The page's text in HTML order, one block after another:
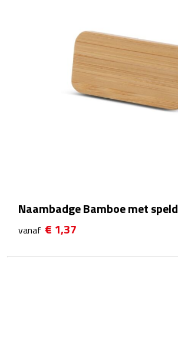
Drinkbekers
Naambadge Bamboe met speld
vanaf € 1,37